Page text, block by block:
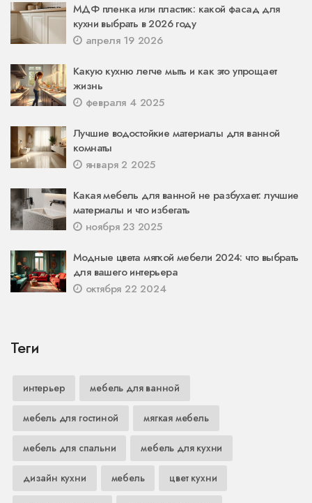
МДФ пленка или пластик: какой фасад для
кухни выбрать в 2026 году
апреля 19 2026
Какую кухню легче мыть и как это упрощает
жизнь
февраля 4 2025
Лучшие водостойкие материалы для ванной
комнаты
января 2 2025
Какая мебель для ванной не разбухает: лучшие
материалы и что избегать
ноября 23 2025
Модные цвета мягкой мебели 2024: что выбрать
для вашего интерьера
октября 22 2024
Теги
интерьер мебель для ванной
мебель для гостиной мягкая мебель
мебель для спальни мебель для кухни
дизайн кухни мебель цвет кухни